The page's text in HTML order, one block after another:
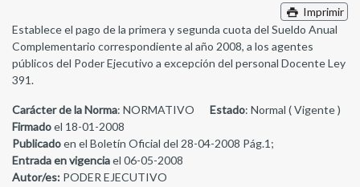
Imprimir
Establece el pago de la primera y segunda cuota del Sueldo Anual
Complementario correspondiente al año 2008, a los agentes
públicos del Poder Ejecutivo a excepción del personal Docente Ley
391.
Carácter de la Norma: NORMATIVO Estado: Normal ( Vigente )
Firmadoel 18-01-2008
Publicadoen el Boletín Oficial del 28-04-2008 Pág.1;
Entrada en vigenciael 06-05-2008
Autor/es: PODER EJECUTIVO